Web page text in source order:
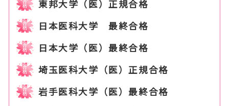
東邦大学（医）正規合格
日本医科大学 最終合格
日本大学（医）最終合格
埼玉医科大学（医）正規合格
岩手医科大学（医）最終合格